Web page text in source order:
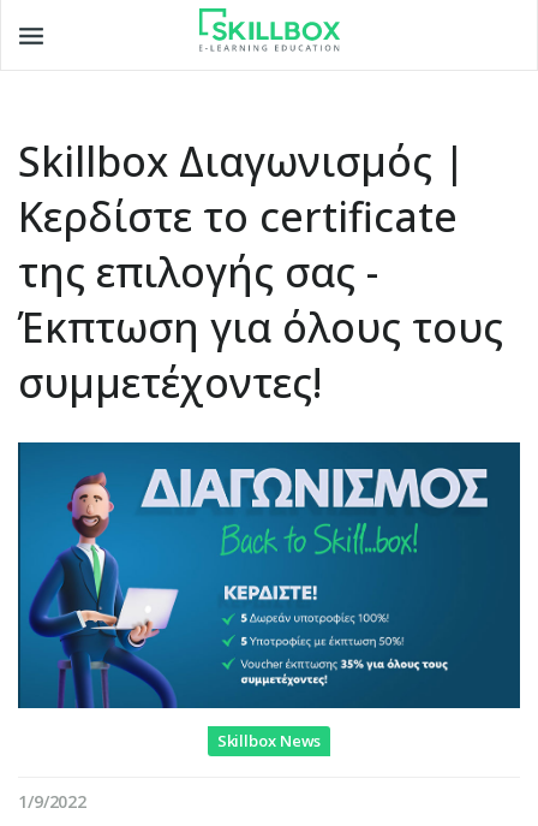
Skillbox Διαγωνισμός |
Κερδίστε το certificate
της επιλογής σας -
Έκπτωση για όλους τους
συμμετέχοντες!
Skillbox News
1/9/2022